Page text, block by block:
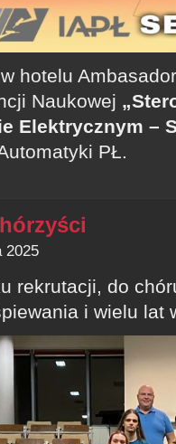
hotelu
Naukowej
Elektrycznym –
PŁ.
2025
rekrutacji, do
i wielu lat